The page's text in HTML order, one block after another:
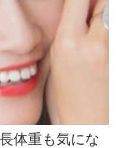
体重も気にな